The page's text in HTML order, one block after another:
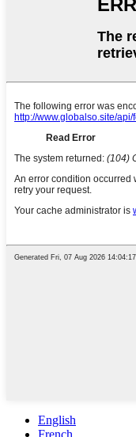
English
French